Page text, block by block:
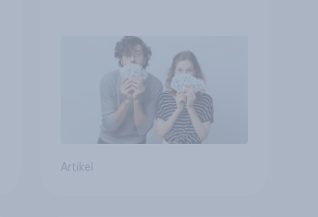
Artikel